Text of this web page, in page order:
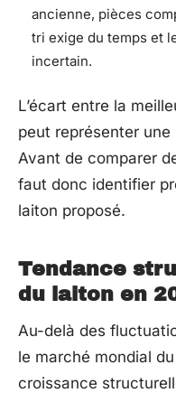
ancienne, pièces
tri exige du temps et
incertain.
L’écart entre la
peut représenter
Avant de comparer
faut donc identifier
laiton proposé.
Tendance
du laiton en
Au-delà des
le marché mondial
croissance